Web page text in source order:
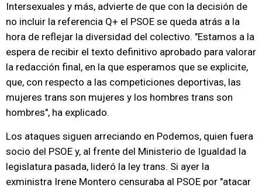
Intersexuales y más, advierte de que con la decisión de
no incluir la referencia Q+ el PSOE se queda atrás a la
hora de reflejar la diversidad del colectivo. "Estamos a la
espera de recibir el texto definitivo aprobado para valorar
la redacción final, en la que esperamos que se explicite,
que, con respecto a las competiciones deportivas, las
mujeres trans son mujeres y los hombres trans son
hombres", ha explicado.
Los ataques siguen arreciando en Podemos, quien fuera
socio del PSOE y, al frente del Ministerio de Igualdad la
legislatura pasada, lideró la ley trans. Si ayer la
exministra Irene Montero censuraba al PSOE por "atacar